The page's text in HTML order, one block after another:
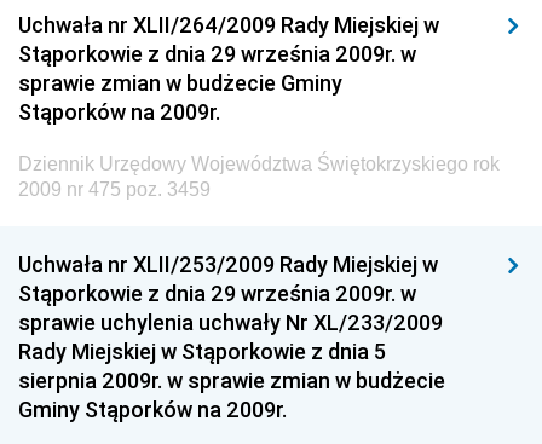
Technologii
Dziennik Urzędowy Ministra Inwestycji i Rozwoju
Dziennik Urzędowy Naczelnego Dyrektora Archiwów
Państwowych
Dziennik Urzędowy Ministra Finansów, Inwestycji i
Rozwoju
Dziennik Urzędowy Ministra Sportu
Dziennik Urzędowy Ministra Funduszy i Polityki
Regionalnej
Dziennik Urzędowy Ministra Aktywów Państwowych
Dziennik Urzędowy Ministra Zdrowia
Uchwała nr XLII/264/2009 Rady Miejskiej w
Stąporkowie z dnia 29 września 2009r. w
sprawie zmian w budżecie Gminy
Stąporków na 2009r.
Dziennik Urzędowy Województwa Świętokrzyskiego rok
2009 nr 475 poz. 3459
Uchwała nr XLII/253/2009 Rady Miejskiej w
Stąporkowie z dnia 29 września 2009r. w
sprawie uchylenia uchwały Nr XL/233/2009
Rady Miejskiej w Stąporkowie z dnia 5
sierpnia 2009r. w sprawie zmian w budżecie
Gminy Stąporków na 2009r.